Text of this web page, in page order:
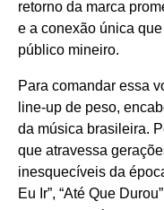
retorno da marca
e a conexão única
público mineiro.
Para comandar essa
line-up de peso,
da música brasileira.
que atravessa
inesquecíveis da
Eu Ir”, “Até Que